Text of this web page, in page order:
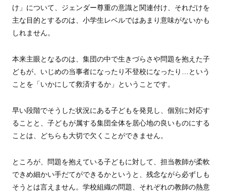
け」について、ジェンダー尊重の意識と関連付け、それだけを
主な目的とするのは、小学生レベルではあまり意味がないかも
しれません。
本来主眼となるのは、集団の中で生きづらさや問題を抱えた子
どもが、いじめの当事者になったり不登校になったり…という
ことを「いかにして救済するか」ということです。
早い段階でそうした状況にある子どもを発見し、個別に対応す
ることと、子どもが属する集団全体を居心地の良いものにする
ことは、どちらも大切で欠くことができません。
ところが、問題を抱えている子どもに対して、担当教師が柔軟
できめ細かい手だてができるかというと、残念ながら必ずしも
そうとは言えません。学校組織の問題、それぞれの教師の熱意